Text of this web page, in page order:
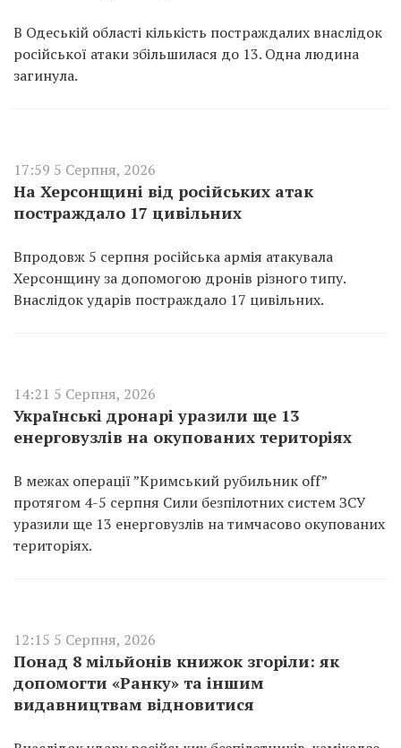
В Одеській області кількість постраждалих внаслідок
російської атаки збільшилася до 13. Одна людина
загинула.
17:59 5 Серпня, 2026
На Херсонщині від російських атак
постраждало 17 цивільних
Впродовж 5 серпня російська армія атакувала
Херсонщину за допомогою дронів різного типу.
Внаслідок ударів постраждало 17 цивільних.
14:21 5 Серпня, 2026
Українські дронарі уразили ще 13
енерговузлів на окупованих територіях
В межах операції ”Кримський рубильник off”
протягом 4-5 серпня Сили безпілотних систем ЗСУ
уразили ще 13 енерговузлів на тимчасово окупованих
територіях.
12:15 5 Серпня, 2026
Понад 8 мільйонів книжок згоріли: як
допомогти «Ранку» та іншим
видавництвам відновитися